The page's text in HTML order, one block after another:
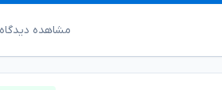
مشاهده